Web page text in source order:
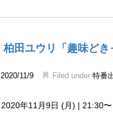
柏田ユウリ「趣味どき
2020/11/9 Filed under 特番
2020年11月9日 (月) | 21:30〜